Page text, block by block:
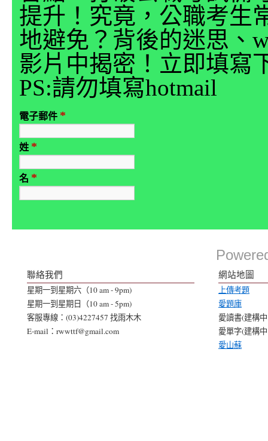
提升！究竟，公職考生
地避免？背後的迷思、
影片中揭密！立即填寫
PS:請勿填寫hotmail
電子郵件 *
姓 *
名 *
聯絡我們
星期一到星期六（10 am - 9pm)
星期一到星期日（10 am - 5pm)
客服專線：(03)4227457 找雨木木
E-mail：rwwttf@gmail.com
網站地圖
上傳考題
愛題庫
愛讀書(建構
愛單字(建構
愛山蘇